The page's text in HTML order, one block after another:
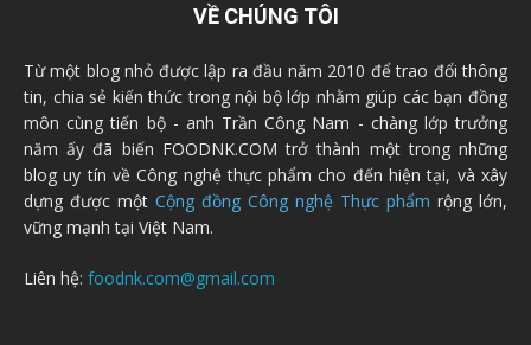
VỀ CHÚNG TÔI
Từ một blog nhỏ được lập ra đầu năm 2010 để trao đổi thông
tin, chia sẻ kiến thức trong nội bộ lớp nhằm giúp các bạn đồng
môn cùng tiến bộ - anh Trần Công Nam - chàng lớp trưởng
năm ấy đã biến FOODNK.COM trở thành một trong những
blog uy tín về Công nghệ thực phẩm cho đến hiện tại, và xây
dựng được một Cộng đồng Công nghệ Thực phẩm rộng lớn,
vững mạnh tại Việt Nam.
Liên hệ: foodnk.com@gmail.com